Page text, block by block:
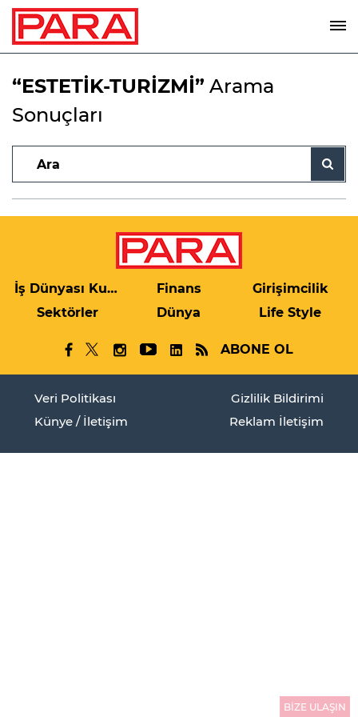
“ESTETİK-TURİZMİ” Arama
Sonuçları
İş Dünyası Kulis Finans
Girişimcilik
Sektörler
Dünya Life Style
ABONE OL
Veri Politikası
Gizlilik Bildirimi
Künye / İletişim
Reklam İletişim
BİZE ULAŞIN